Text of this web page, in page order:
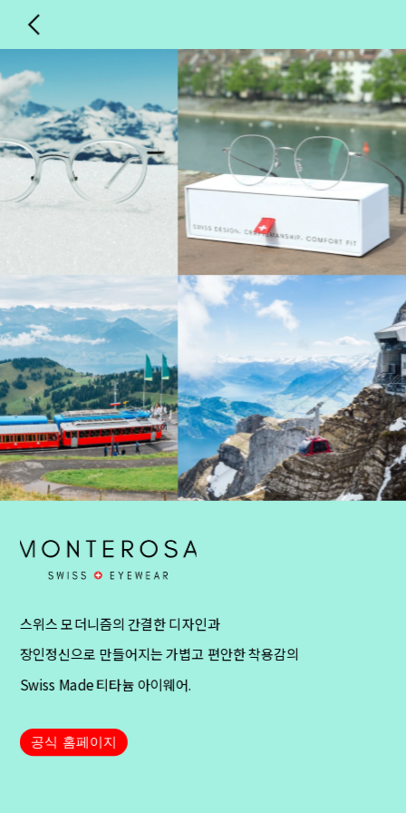
스위스 모더니즘의 간결한 디자인과
장인정신으로 만들어지는 가볍고 편안한 착용감의
Swiss Made 티타늄 아이웨어.
공식 홈페이지